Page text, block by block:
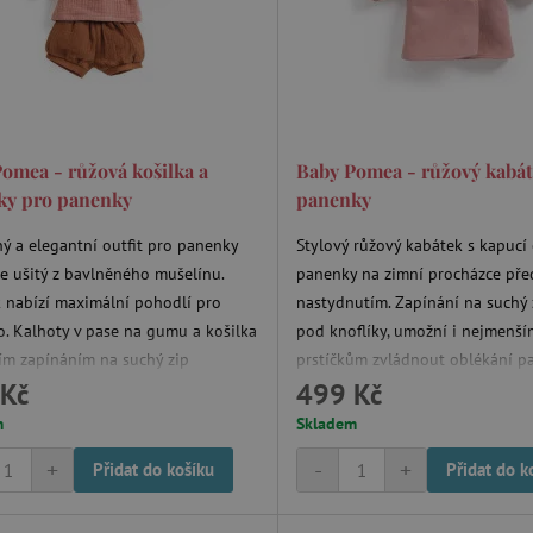
- růžová košilka a
pro panenky
a elegantní outfit pro panenky
ušitý z bavlněného mušelínu.
nabízí maximální pohodlí pro
Kalhoty v pase na gumu a košilka
zapínáním na suchý zip
malým rodičům panenku snadno
+ Přidat do košíku
Baby Pomea - růžový
panenky
Stylový růžový kabátek s
panenky na zimní procházce
nastydnutím. Zapínání na suchý
pod knoflíky, umožní i
prstíčkům zvládnout oblékání
obtíží. Kapuca ochrání panenky
chladem nebo deštěm.
499 Kč
Skladem
+
- Přidat do
www.agatinsvet.cz
OnLine chat
www.agatinsvet.cz
.agatinsvet.cz
Cookie systému lugis box, který
Amazon.com Inc.
www.pages06.net
Pro pokračující podporu lepivosti
aktualizaci Chromium vytváříme
lepivosti pro každou z těchto
www.agatinsvet.cz
Tento cookie se používá k
která mají přístup k webové
a zlepšila uživatelskou zkušenost.
Zapamatování filtru produktů